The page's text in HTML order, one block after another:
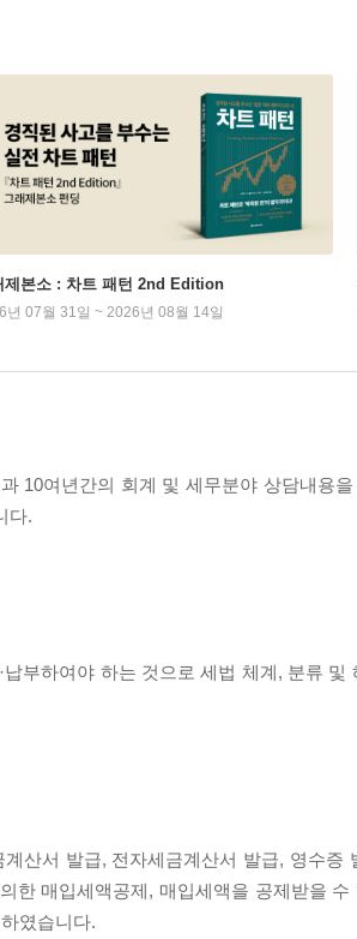
제본소 : 차트 패턴 2nd Edition
년 07월 31일 ~ 2026년 08월 14일
10여년간의 회계 및 세무분야 상담내용
다.
부하여야 하는 것으로 세법 체계, 분류
산서 발급, 전자세금계산서 발급, 영수증
한 매입세액공제, 매입세액을 공제받을
였습니다.